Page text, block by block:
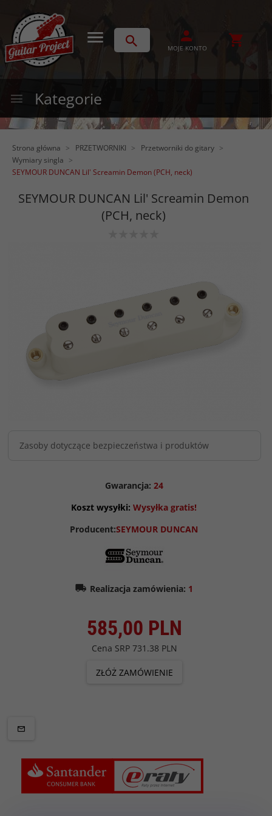
MOJE KONTO
Kategorie
Strona główna PRZETWORNIKI
Przetworniki do gitary
Wymiary singla
SEYMOUR DUNCAN Lil' Screamin Demon (PCH, neck)
SEYMOUR DUNCAN Lil' Screamin Demon
(PCH, neck)
Zasoby dotyczące bezpieczeństwa i produktów
Gwarancja: 24
Koszt wysyłki: Wysyłka gratis!
Producent:SEYMOUR DUNCAN
Realizacja zamówienia: 1
585,00 PLN
Cena SRP 731.38 PLN
ZŁÓŻ ZAMÓWIENIE